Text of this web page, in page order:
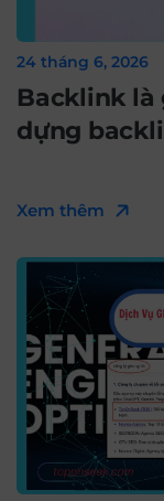
24 tháng 6, 2026
Backlink là
dựng
Xem thêm